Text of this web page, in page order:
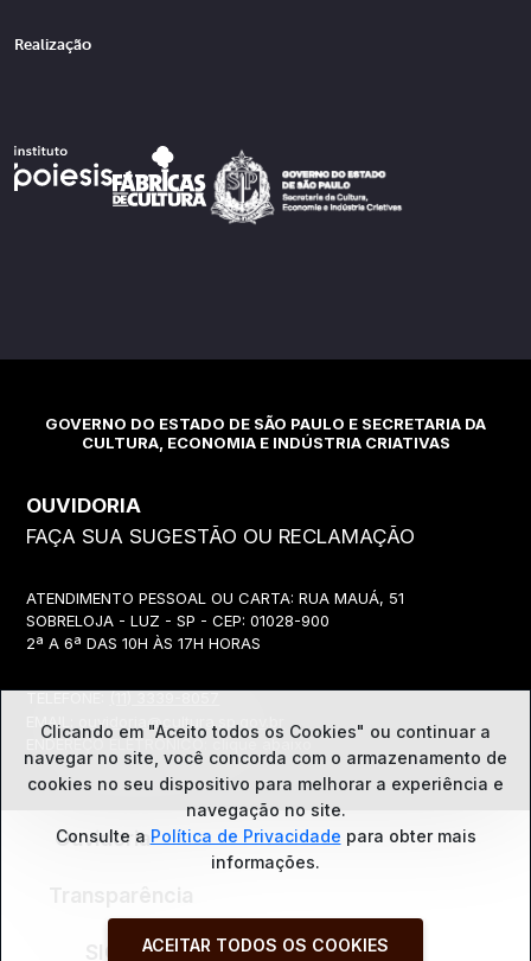
Realização
GOVERNO DO ESTADO DE SÃO PAULO E SECRETARIA DA
CULTURA, ECONOMIA E INDÚSTRIA CRIATIVAS
OUVIDORIA
FAÇA SUA SUGESTÃO OU RECLAMAÇÃO
ATENDIMENTO PESSOAL OU CARTA: RUA MAUÁ, 51
SOBRELOJA - LUZ - SP - CEP: 01028-900
2ª A 6ª DAS 10H ÀS 17H HORAS
EMAIL:
ouvidoria@cultura.sp.gov.br
ENDEREÇO ELETRÔNICO: clique abaixo
Ouvidoria
Clicando em "Aceito todos os Cookies" ou continuar a
navegar no site, você concorda com o armazenamento de
cookies no seu dispositivo para melhorar a experiência e
navegação no site.
Consulte a Política de Privacidade para obter mais
informações.
ACEITAR TODOS OS COOKIES